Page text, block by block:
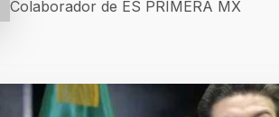
Colaborador de ES PRIMERA MX